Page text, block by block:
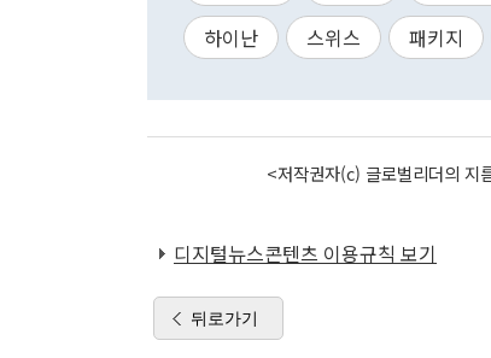
하이난
스위스 패키지
<저작권자(c) 글로벌리더의
디지털뉴스콘텐츠 이용규칙 보기
뒤로가기